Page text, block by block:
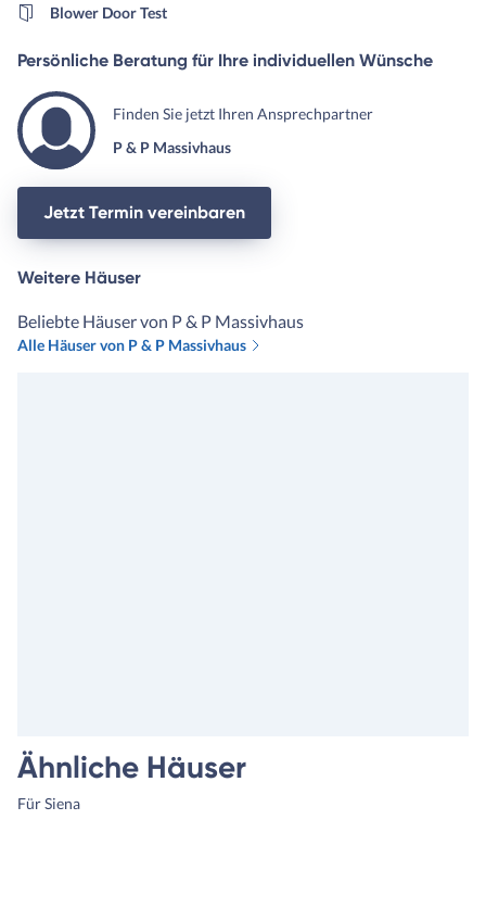
Blower Door Test
Persönliche Beratung für Ihre individuellen Wünsche
Finden Sie jetzt Ihren Ansprechpartner
P & P Massivhaus
Jetzt Termin vereinbaren
Weitere Häuser
Beliebte Häuser von P & P Massivhaus
Alle Häuser von P & P Massivhaus
Ähnliche Häuser
Für Siena